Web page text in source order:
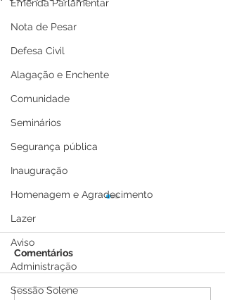
Emenda Parlamentar
Nota de Pesar
Defesa Civil
Alagação e Enchente
Comunidade
Seminários
Segurança pública
Inauguração
Homenagem e Agradecimento
Lazer
Aviso
Administração
Sessão Solene
Comentários